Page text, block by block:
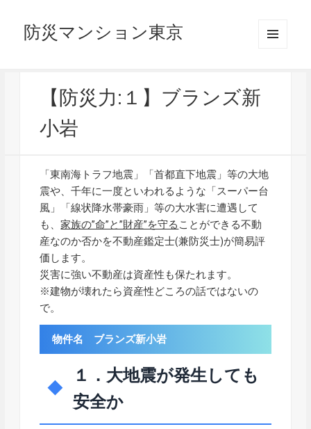
防災マンション東京
【防災力:１】ブランズ新
小岩
「東南海トラフ地震」「首都直下地震」等の大地
震や、千年に一度といわれるような「スーパー台
風」「線状降水帯豪雨」等の大水害に遭遇して
も、家族の”命”と”財産”を守る ことができる不動
産なのか否かを不動産鑑定士(兼防災士)が簡易評
価します。
災害に強い不動産は資産性も保たれます。
※建物が壊れたら資産性どころの話ではないの
で。
物件名 ブランズ新小岩
１．大地震が発生しても
安全か